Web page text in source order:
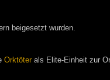
beigesetzt wurden.
Orktöterals Elite-Einheit zur